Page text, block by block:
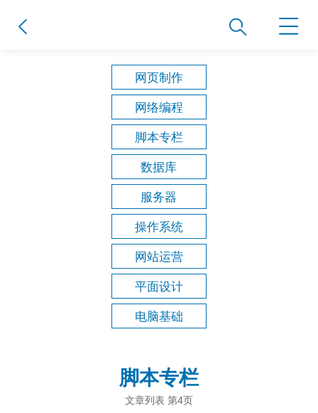
网页制作
网络编程
脚本专栏
数据库
服务器
操作系统
网站运营
平面设计
电脑基础
脚本专栏
文章列表 第4页